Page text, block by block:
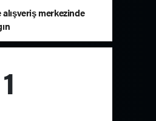
alışveriş merkezinde